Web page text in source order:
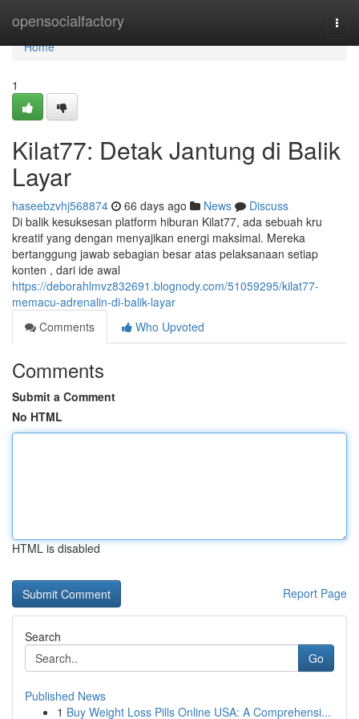
opensocialfactory
Home
Home
1
Kilat77: Detak Jantung di Balik
Layar
haseebzvhj568874 66 days ago News
Discuss
Di balik kesuksesan platform hiburan Kilat77, ada sebuah kru
kreatif yang dengan menyajikan energi maksimal. Mereka
bertanggung jawab sebagian besar atas pelaksanaan setiap
konten , dari ide awal
https://deborahlmvz832691.blognody.com/51059295/kilat77-
memacu-adrenalin-di-balik-layar
Comments
Who Upvoted
Comments
Submit a Comment
No HTML
HTML is disabled
Report Page
Search
Go
Published News
1 Buy Weight Loss Pills Online USA: A Comprehensi...